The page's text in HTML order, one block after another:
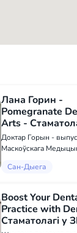
Лана Горин -
Pomegranate
Arts -
Сан-Дыега
Доктар Горын -
Маскоўскага
аднаго з лепшых у
працы ў розных
стаматалогіі, ад
аднаўл...
Сан-Дыега
Boost Your
Practice with
Стаматолагі у